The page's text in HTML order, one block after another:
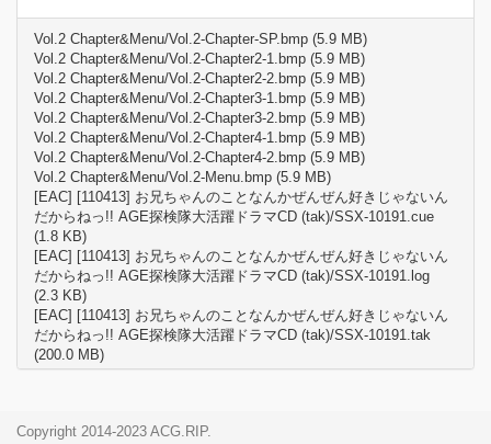
Vol.2 Chapter&Menu/Vol.2-Chapter-SP.bmp (5.9 MB)
Vol.2 Chapter&Menu/Vol.2-Chapter2-1.bmp (5.9 MB)
Vol.2 Chapter&Menu/Vol.2-Chapter2-2.bmp (5.9 MB)
Vol.2 Chapter&Menu/Vol.2-Chapter3-1.bmp (5.9 MB)
Vol.2 Chapter&Menu/Vol.2-Chapter3-2.bmp (5.9 MB)
Vol.2 Chapter&Menu/Vol.2-Chapter4-1.bmp (5.9 MB)
Vol.2 Chapter&Menu/Vol.2-Chapter4-2.bmp (5.9 MB)
Vol.2 Chapter&Menu/Vol.2-Menu.bmp (5.9 MB)
[EAC] [110413] お兄ちゃんのことなんかぜんぜん好きじゃないん
だからねっ!! AGE探検隊大活躍ドラマCD (tak)/SSX-10191.cue
(1.8 KB)
[EAC] [110413] お兄ちゃんのことなんかぜんぜん好きじゃないん
だからねっ!! AGE探検隊大活躍ドラマCD (tak)/SSX-10191.log
(2.3 KB)
[EAC] [110413] お兄ちゃんのことなんかぜんぜん好きじゃないん
だからねっ!! AGE探検隊大活躍ドラマCD (tak)/SSX-10191.tak
(200.0 MB)
[#CHAT RUMBLE#][Oniichan][02][BIG5][x264_aac][BDrip_720P]
[418CF636].mp4 (226.9 MB)
Copyright 2014-2023 ACG.RIP.